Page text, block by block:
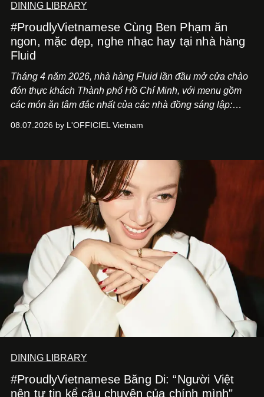
DINING LIBRARY
#ProudlyVietnamese Cùng Ben Phạm ăn
ngon, mặc đẹp, nghe nhạc hay tại nhà hàng
Fluid
Tháng 4 năm 2026, nhà hàng Fluid lần đầu mở cửa chào
đón thực khách Thành phố Hồ Chí Minh, với menu gồm
các món ăn tâm đắc nhất của các nhà đồng sáng lập:
món ăn đa dạng từ Á đến Âu nhanh chóng được yêu thích
mang đến niềm vui cho thực khách.
08.07.2026 by L'OFFICIEL Vietnam
DINING LIBRARY
#ProudlyVietnamese Băng Di: “Người Việt
nên tự tin kể câu chuyện của chính mình"